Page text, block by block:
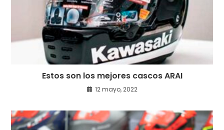
Estos son los mejores cascos ARAI
12 mayo, 2022